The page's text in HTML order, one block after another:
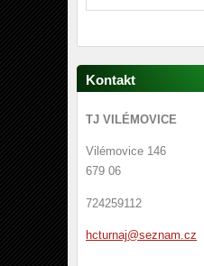
Kontakt
TJ VILÉMOVICE
Vilémovice 146
679 06
724259112
hcturnaj@seznam. cz